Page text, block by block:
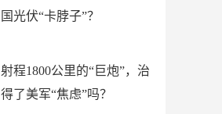
国光伏“卡脖子”？
射程1800公里的“巨炮”，治
得了美军“焦虑”吗？